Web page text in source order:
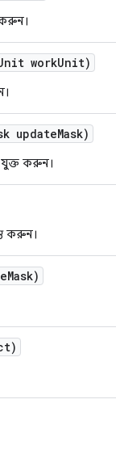
workUnit)
updateMask)
করুন।
করুন।
Mask)